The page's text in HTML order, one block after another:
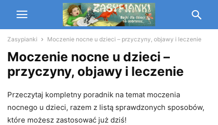
Zasypianki Moczenie nocne u dzieci – przyczyny, objawy i leczenie
Moczenie nocne u dzieci –
przyczyny, objawy i leczenie
Przeczytaj kompletny poradnik na temat moczenia
nocnego u dzieci, razem z listą sprawdzonych sposobów,
które możesz zastosować już dziś!